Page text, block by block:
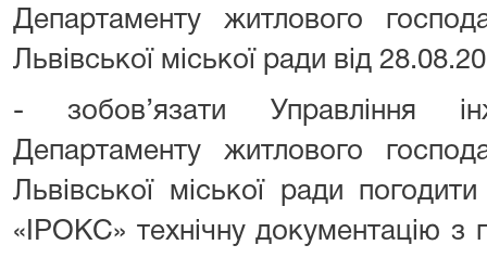
Департаменту житлового
Львівської міської ради від
- зобов’язати Управління
Департаменту житлового
Львівської міської ради
«ІРОКС» технічну документацію з